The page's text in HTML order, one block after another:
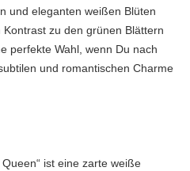
und eleganten weißen Blüten
zu den grünen Blättern
perfekte Wahl, wenn Du nach
und romantischen Charme
ist eine zarte weiße